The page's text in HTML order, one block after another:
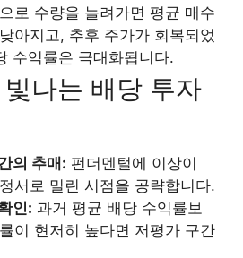
로 수량을 늘려가면 평균 매수
아지고, 추후 주가가 회복되었
수익률은 극대화됩니다.
나는 배당 투자
의 추매: 펀더멘털에 이상이
서로 밀린 시점을 공략합니다.
인: 과거 평균 배당 수익률보
이 현저히 높다면 저평가 구간